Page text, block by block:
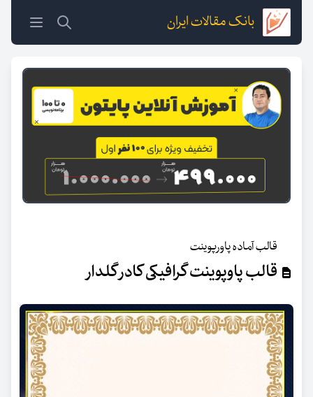
بانک مقالات ایران
قالب آماده پاورپوینت
قالب پاوپوینت گرافیکی کادر گلدار